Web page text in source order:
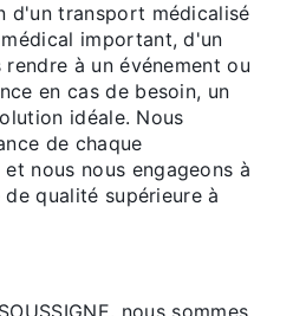
d'un transport médicalisé
important, d'un
à un événement ou
en cas de besoin, un
idéale. Nous
de chaque
nous nous engageons à
qualité supérieure à